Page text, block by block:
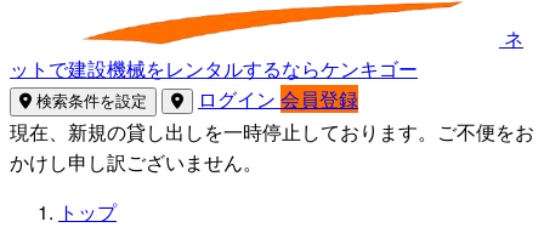
ネ
ットで建設機械をレンタルするならケンキゴー
検索条件を設定 ログイン 会員登録
現在、新規の貸し出しを一時停止しております。ご不便をお
かけし申し訳ございません。
トップ